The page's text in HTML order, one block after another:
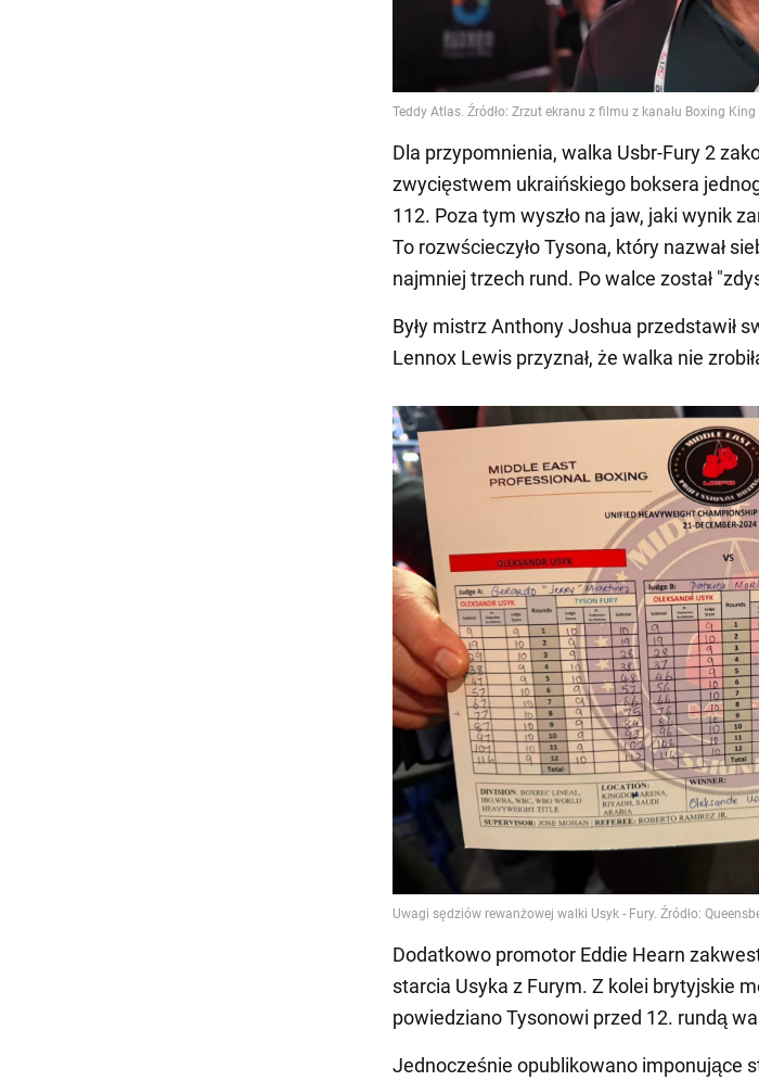
Dla przypomnienia, walka Usbr-Fury 2
zwycięstwem ukraińskiego boksera
112. Poza tym wyszło na jaw, jaki wynik
To rozwścieczyło Tysona, który nazwał
najmniej trzech rund. Po walce został
Były mistrz Anthony Joshua przedstawił
Lennox Lewis przyznał, że walka nie
Dodatkowo promotor Eddie Hearn
starcia Usyka z Furym. Z kolei brytyjskie
powiedziano Tysonowi przed 12. rundą
Jednocześnie opublikowano imponujące